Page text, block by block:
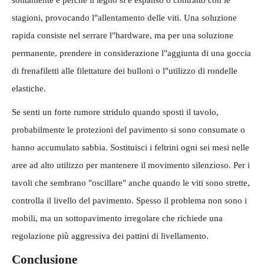
stagioni, provocando l"allentamento delle viti. Una soluzione
rapida consiste nel serrare l"hardware, ma per una soluzione
permanente, prendere in considerazione l"aggiunta di una goccia
di frenafiletti alle filettature dei bulloni o l"utilizzo di rondelle
elastiche.
Se senti un forte rumore stridulo quando sposti il ​​tavolo,
probabilmente le protezioni del pavimento si sono consumate o
hanno accumulato sabbia. Sostituisci i feltrini ogni sei mesi nelle
aree ad alto utilizzo per mantenere il movimento silenzioso. Per i
tavoli che sembrano "oscillare" anche quando le viti sono strette,
controlla il livello del pavimento. Spesso il problema non sono i
mobili, ma un sottopavimento irregolare che richiede una
regolazione più aggressiva dei pattini di livellamento.
Conclusione